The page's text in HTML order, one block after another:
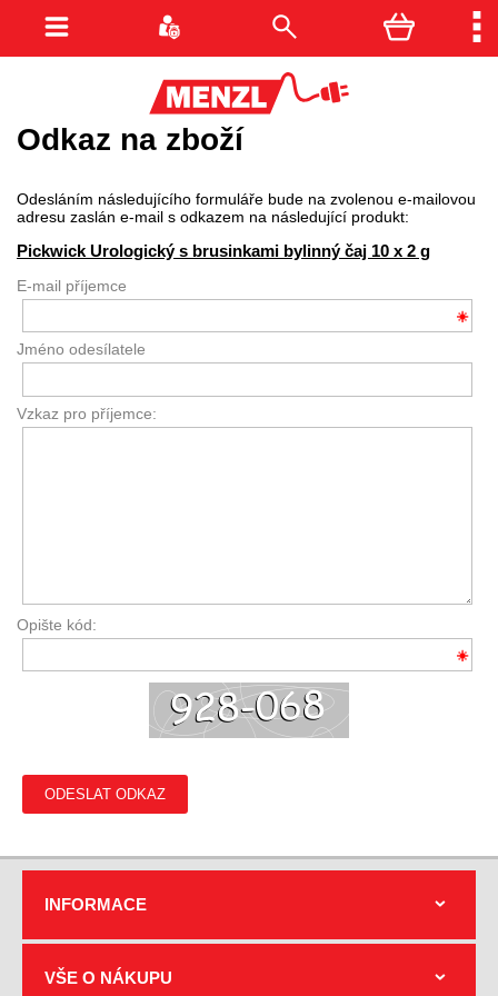
Odkaz na zboží
Odesláním následujícího formuláře bude na zvolenou e-mailovou
adresu zaslán e-mail s odkazem na následující produkt:
Pickwick Urologický s brusinkami bylinný čaj 10 x 2 g
E-mail příjemce
Jméno odesílatele
Vzkaz pro příjemce:
Opište kód:
ODESLAT ODKAZ
INFORMACE
VŠE O NÁKUPU